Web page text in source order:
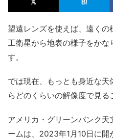
望遠レンズを使えば、遠くの
工衛星から地表の様子をかな
す。
では現在、もっとも身近な
らどのくらいの解像度で見る
アメリカ・グリーンバンク
ームは、2023年1月10日に開